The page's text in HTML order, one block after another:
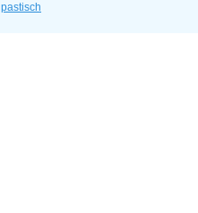
pastisch